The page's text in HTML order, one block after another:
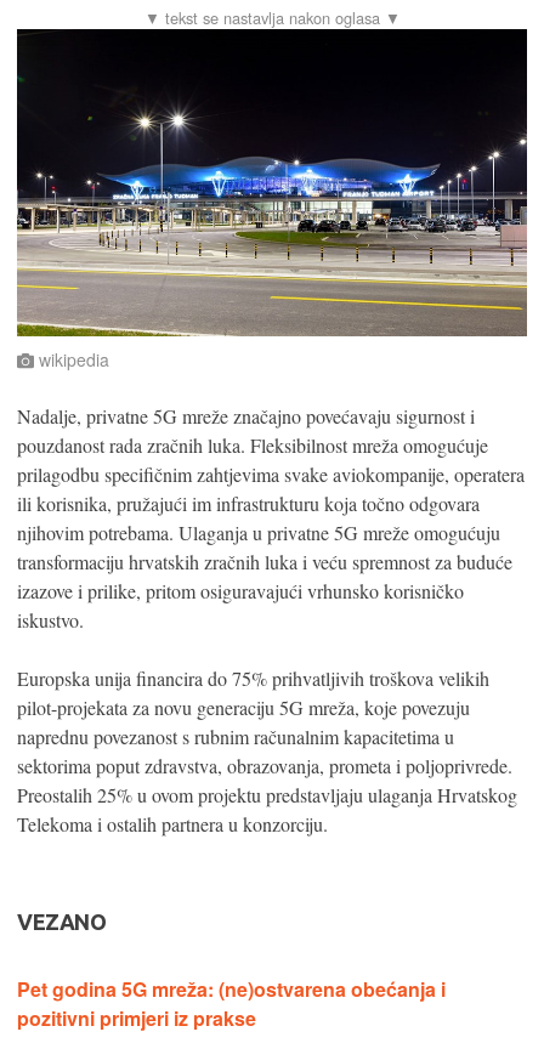
wikipedia
Nadalje, privatne 5G mreže značajno povećavaju sigurnost i
pouzdanost rada zračnih luka. Fleksibilnost mreža omogućuje
prilagodbu specifičnim zahtjevima svake aviokompanije, operatera
ili korisnika, pružajući im infrastrukturu koja točno odgovara
njihovim potrebama. Ulaganja u privatne 5G mreže omogućuju
transformaciju hrvatskih zračnih luka i veću spremnost za buduće
izazove i prilike, pritom osiguravajući vrhunsko korisničko
iskustvo.
Europska unija financira do 75% prihvatljivih troškova velikih
pilot-projekata za novu generaciju 5G mreža, koje povezuju
naprednu povezanost s rubnim računalnim kapacitetima u
sektorima poput zdravstva, obrazovanja, prometa i poljoprivrede.
Preostalih 25% u ovom projektu predstavljaju ulaganja Hrvatskog
Telekoma i ostalih partnera u konzorciju.
VEZANO
Pet godina 5G mreža: (ne)ostvarena obećanja i
pozitivni primjeri iz prakse